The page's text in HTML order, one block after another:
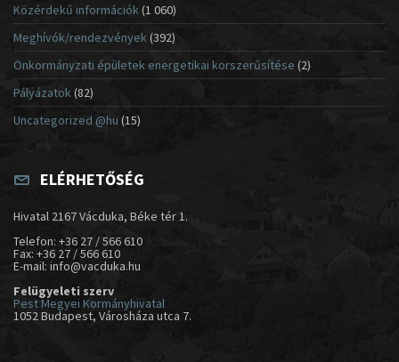
Közérdekű információk(1 060)
Meghívók/rendezvények (392)
Önkormányzati épületek energetikai korszerűsítése (2)
Pályázatok (82)
Uncategorized @hu (15)
ELÉRHETŐSÉG
Hivatal 2167 Vácduka, Béke tér 1.
Telefon: +36 27 / 566 610
Fax: +36 27 / 566 610
E-mail: info@vacduka.hu
Felügyeleti szerv
Pest Megyei Kormányhivatal
1052 Budapest, Városháza utca 7.